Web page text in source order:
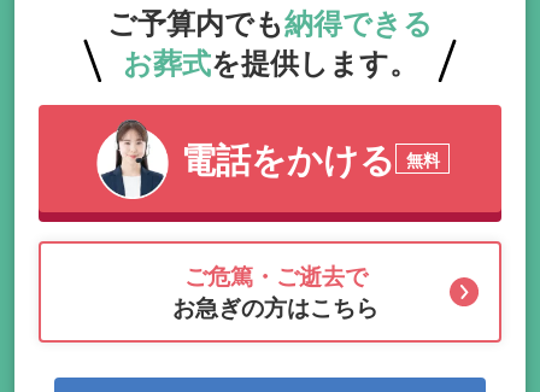
ご予算内でも納得できる
お葬式を提供します。
電話をかける 無料
ご危篤・ご逝去で
お急ぎの方はこちら